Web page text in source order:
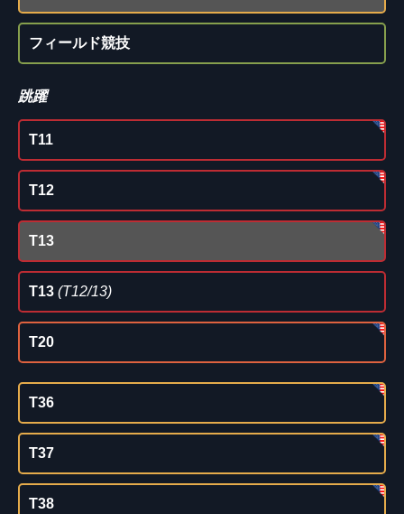
フィールド競技
跳躍
T11
T12
T13
T13 (T12/13)
T20
T36
T37
T38